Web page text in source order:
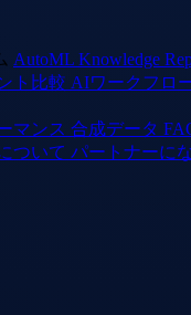
AutoML Knowledge
ト比較 AIワークフロ
マンス 合成データ
ついて パートナーに